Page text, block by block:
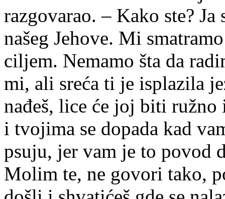
razgovarao. – Kako ste?
našeg Jehove. Mi
ciljem. Nemamo šta da
mi, ali sreća ti je isplazila
nađeš, lice će joj biti
i tvojima se dopada kad
psuju, jer vam je to povod
Molim te, ne govori tako,